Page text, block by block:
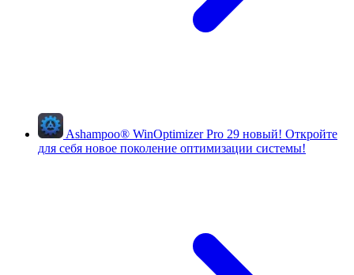
Ashampoo® WinOptimizer Pro 29 новый! Откройте
для себя новое поколение оптимизации системы!